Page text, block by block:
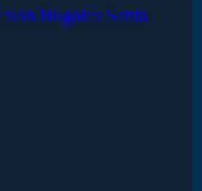
Bugales Santa